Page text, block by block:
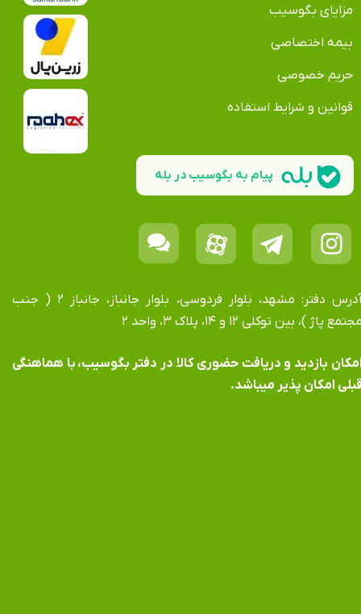
مزایای بگوسیب
بیمه اختصاصی
حریم خصوصی
قوانین و شرایط استفاده
آدرس دفتر: مشهد، بلوار فردوسی، بلوار جانباز، جانباز ۲ ( جنب
پاژ )، بین توکلی ۱۲ و ۱۴، پلاک ۳، واحد ۲
بازدید و دریافت حضوری کالا در دفتر بگوسیب، با هماهنگی
امکان پذیر میباشد.
پیام به بگوسیب در بله